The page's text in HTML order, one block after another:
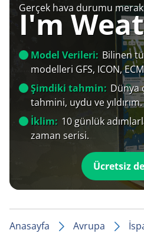
Gerçek hava durumu
I'm
Model Verileri: Bilinen
modelleri GFS, ICON,
Şimdiki tahmin: Dünya
tahmini, uydu ve yıldırım.
İklim: 10 günlük
zaman serisi.
Ücretsiz
Anasayfa Avrupa